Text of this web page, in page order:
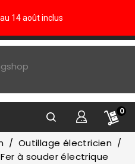
14 août inclus
0
Outillage électricien
Fer à souder électrique